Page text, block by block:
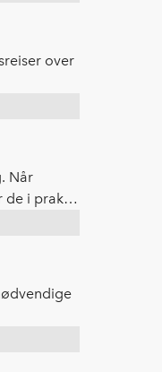
over
Når
i praksis